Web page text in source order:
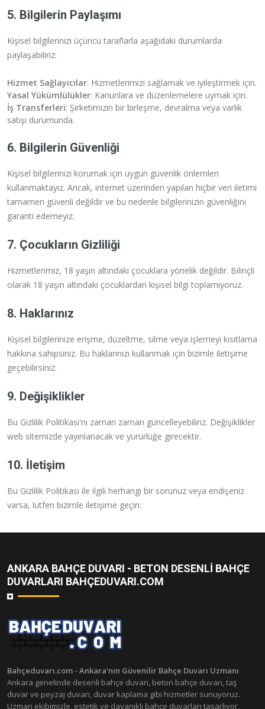
5. Bilgilerin Paylaşımı
Kişisel bilgilerinizi üçüncü taraflarla aşağıdaki durumlarda
paylaşabiliriz:
Hizmet Sağlayıcılar: Hizmetlerimizi sağlamak ve iyileştirmek için.
Yasal Yükümlülükler: Kanunlara ve düzenlemelere uymak için.
İş Transferleri: Şirketimizin bir birleşme, devralma veya varlık
satışı durumunda.
6. Bilgilerin Güvenliği
Kişisel bilgilerinizi korumak için uygun güvenlik önlemleri
kullanmaktayız. Ancak, internet üzerinden yapılan hiçbir veri iletimi
tamamen güvenli değildir ve bu nedenle bilgilerinizin güvenliğini
garanti edemeyiz.
7. Çocukların Gizliliği
Hizmetlerimiz, 18 yaşın altındaki çocuklara yönelik değildir. Bilinçli
olarak 18 yaşın altındaki çocuklardan kişisel bilgi toplamıyoruz.
8. Haklarınız
Kişisel bilgilerinize erişme, düzeltme, silme veya işlemeyi kısıtlama
hakkına sahipsiniz. Bu haklarınızı kullanmak için bizimle iletişime
geçebilirsiniz.
9. Değişiklikler
Bu Gizlilik Politikası'nı zaman zaman güncelleyebiliriz. Değişiklikler
web sitemizde yayınlanacak ve yürürlüğe girecektir.
10. İletişim
Bu Gizlilik Politikası ile ilgili herhangi bir sorunuz veya endişeniz
varsa, lütfen bizimle iletişime geçin:
ANKARA BAHÇE DUVARI - BETON DESENLI BAHÇE
DUVARLARI BAHÇEDUVARI.COM
Bahçeduvarı.com - Ankara'nın Güvenilir Bahçe Duvarı Uzmanı
Ankara genelinde desenli bahçe duvarı, beton bahçe duvarı, taş
duvar ve peyzaj duvarı, duvar kaplama gibi hizmetler sunuyoruz.
Uzman ekibimizle, estetik ve dayanıklı bahçe duvarları tasarlıyor,